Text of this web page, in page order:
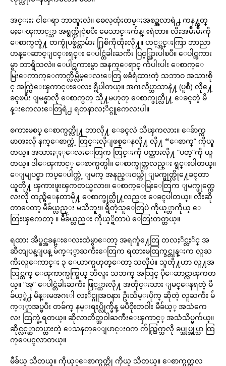
အင္းးး ငါေရာ ဘာထူးလဲ။ ဓေလ့ထုံးတမ္းအစဥ္အလာရဲ႕ ကန႔္သတ္
မႈေၾကာင့္သာ အရွက္ကိုငဲ့ၿပီး မေသာင္းက်န္းရဲတာ။ လီးအမ်ိဳးမ်ိဳးကို
ေစာက္ပတ္နဲ႔ တက္ငုံပစ္ခ်င္တာမ်ား ႐ြစိကိုထိုးလို႔။ ဟင့္အင္းကြာ ဘာညာ
ဟန္ေဆာင္ျငင္းရင္း ေပါင္တံခါးႀကီး ပြင့္သြားပါၿပီ။ ေပါင္ၾကား
မွာ ဘာရွိသလဲ။ ေပါင္ၾကားမွာ အနက္ေရာင္ က်ဲပါးပါး ေစာက္ေ
မြးေကာက္ေကာက္လိမ္လိမ္ေလးေတြ ၿခံရံထားတဲ့ သဘာဝ အသားစို
င္ အက္ကြဲေၾကာင္းေလး ရွိပါတယ္။ အဂၤလိပ္ဘာသာနဲ႔ (ပူစီ) လို႔ေ
ခၚၿပီး ျမန္မာလို ေစာက္ပတ္ သို႔မဟုတ္ ေစာက္ဖုတ္လို႔ ေခၚတဲ့ မိ
န္းကေလးေတြရဲ႕ ရတနာလႈိင္ဂူကေလးပါ။
စကားမစပ္ ေစာက္ပတ္လို႔ ဘာလို႔ ေခၚလဲ သိၾကလား။ ေခ်ာက္က
မာၻးလို နက္ေစာက္တဲ့ တြင္းလိုျဖစ္ေနလို႔ လို႔ “ေစာက္” ကိုယူ
တယ္။ အသားႏုႏုေလးေတြက တြင္းကို ပတ္ထားလို႔ “ပတ္”ကို ယူ
တယ္။ ဒါေၾကာင့္ ေစာက္ပတ္ပါ။ ေစာက္ဖုတ္ကလည္း ရွင္းပါတယ္။
ေျမျပင္မွာ ကပ္ေပါက္တဲ့ ျမက္ အနည္းငယ္ကို ျမက္ဖုတ္လို႔ေခၚတာ
ယူတို႔ ၾကားဖူးၾကတယ္မလား။ ေစာက္ေမြးေတြက ျမက္ဖုတ္ကေ
လးလို တည္ရွိေနတာမို႔ ေစာက္ဖုတ္လို႔လည္း ေခၚပါတယ္။ လီးဆို
တာေတာ့ မီခ်ယ္လည္း မသိဘူး။ ရွိတဲ့သူေတြပဲ ကိုယ့္ဟာကိုယ္ ေ
တြးၾကေတာ့ ။ မီခ်ယ္လည္း ကိုယ့္ရွိတာပဲ ေတြးတတ္တယ္။
ရထား အိပ္စင္အခန္းေလးထဲမွာေတာ့ အရက္နံ႔ေတြ တလႈိင္လႈိင္ အ
ဆီတျပန္ျပန္ မ်က္ႏွာႀကီးေတြက ရထားမထြက္ခင္တုန္းက လူႀ
ကီးလူေကာင္း ၃ ေယာက္မဟုတ္ေတာ့ သလိုပဲ။ သူတို႔ဟာ လူ႔အ
သြင္ထက္ ေၾကာက္မက္ဖြယ္ ဘီလူး သဘက္ အသြင္ ပိုေဆာင္လာၾကတ
ယ္။ “အု” ေပါင္တံခါးႀကီး ဖြင့္ထားလို႔ အတိုင္းသား ျမင္ေနရတဲ့ မီ
ခ်ယ့္ရဲ႕ မိန္းမအဂၤါ လႈိင္ဂူအဝနား ဦးသိမ္းပိုက္ ဆိုတဲ့ လူႀကီး မ်
က္ႏွာအပ္ၿပီး တခ်က္ နမ္းရႈပ္လိုက္ခ်ိန္ မပီဝိုးတဝါး မီခ်ယ့္ အသံကေ
လး ထြက္ခဲ့ရတယ္။ ဆိုလာတိတ္အဝါႀကီးေၾကာင့္ အသံသိပ္မက်ယ္။
ဆိုင္လင့္ဆာတပ္ထားတဲ့ ေသနတ္ေျပာင္းဝက က်ည္ထြက္သလို ခပ္အုပ္အုပ္သာ ထြ
က္ေပၚလာတယ္။
မီခ်ယ္ သိတယ္။ ကိုယ့္ေစာက္ပတ္ကို ကိုယ္ သိတယ္။ ေစာက္ပတ္ကလ